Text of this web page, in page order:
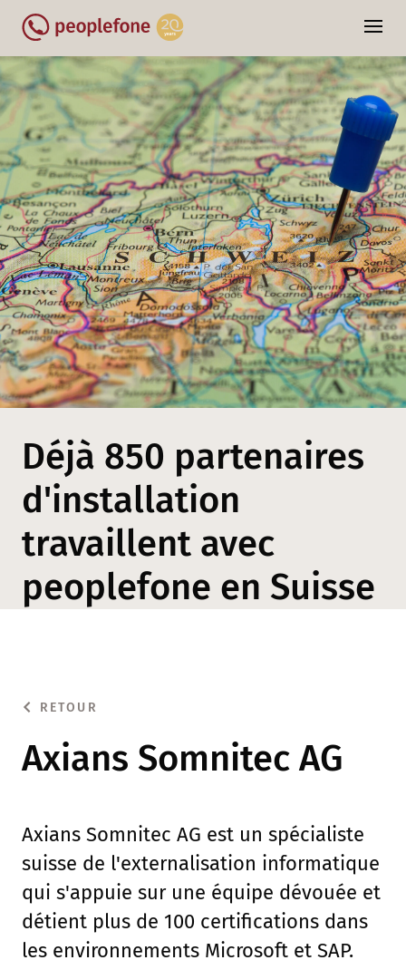
Déjà 850 partenaires
d'installation
travaillent avec
peoplefone en Suisse
RETOUR
Axians Somnitec AG
Axians Somnitec AG est un spécialiste
suisse de l'externalisation informatique
qui s'appuie sur une équipe dévouée et
détient plus de 100 certifications dans
les environnements Microsoft et SAP.